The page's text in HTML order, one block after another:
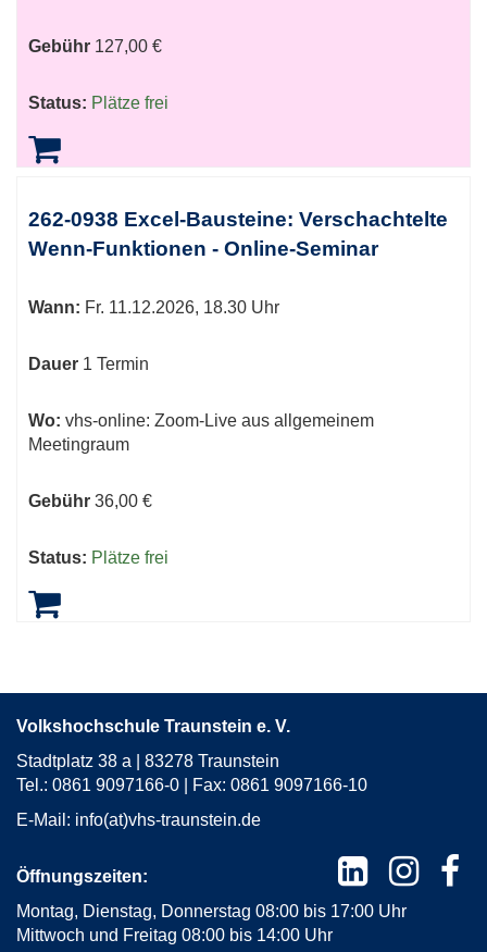
Gebühr 127,00 €
Status: Plätze frei
262-0938 Excel-Bausteine: Verschachtelte
Wenn-Funktionen - Online-Seminar
Wann: Fr. 11.12.2026, 18.30 Uhr
Dauer 1 Termin
Wo: vhs-online: Zoom-Live aus allgemeinem
Meetingraum
Gebühr 36,00 €
Status: Plätze frei
Volkshochschule Traunstein e. V.
Stadtplatz 38 a | 83278 Traunstein
Tel.: 0861 9097166-0 | Fax: 0861 9097166-10
E-Mail: info(at)vhs-traunstein.de
Öffnungszeiten:
Montag, Dienstag, Donnerstag 08:00 bis 17:00 Uhr
Mittwoch und Freitag 08:00 bis 14:00 Uhr